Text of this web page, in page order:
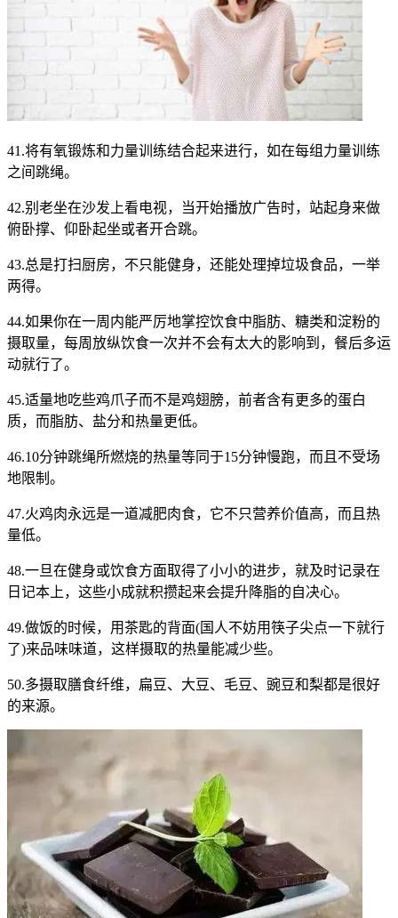
41.将有氧锻炼和力量训练结合起来进行，如在每组力量训练
之间跳绳。
42.别老坐在沙发上看电视，当开始播放广告时，站起身来做
俯卧撑、仰卧起坐或者开合跳。
43.总是打扫厨房，不只能健身，还能处理掉垃圾食品，一举
两得。
44.如果你在一周内能严厉地掌控饮食中脂肪、糖类和淀粉的
摄取量，每周放纵饮食一次并不会有太大的影响到，餐后多运
动就行了。
45.适量地吃些鸡爪子而不是鸡翅膀，前者含有更多的蛋白
质，而脂肪、盐分和热量更低。
46.10分钟跳绳所燃烧的热量等同于15分钟慢跑，而且不受场
地限制。
47.火鸡肉永远是一道减肥肉食，它不只营养价值高，而且热
量低。
48.一旦在健身或饮食方面取得了小小的进步，就及时记录在
日记本上，这些小成就积攒起来会提升降脂的自决心。
49.做饭的时候，用茶匙的背面(国人不妨用筷子尖点一下就行
了)来品味味道，这样摄取的热量能减少些。
50.多摄取膳食纤维，扁豆、大豆、毛豆、豌豆和梨都是很好
的来源。